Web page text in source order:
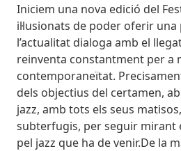
Iniciem una nova edició del
il·lusionats de poder oferir
l’actualitat dialoga amb el
reinventa constantment per a
contemporaneïtat.
dels objectius del certamen,
jazz, amb tots els seus
subterfugis, per seguir mirant
pel jazz que ha de venir.De la